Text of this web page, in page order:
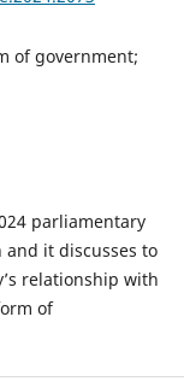
of government;
parliamentary
it discusses to
relationship with
of